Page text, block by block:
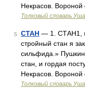
Некрасов.
Толковый словарь
5 СТАН — 1. СТАН1,
стройный стан я
сильфида.»
стан, и гордая
Некрасов.
Толковый словарь